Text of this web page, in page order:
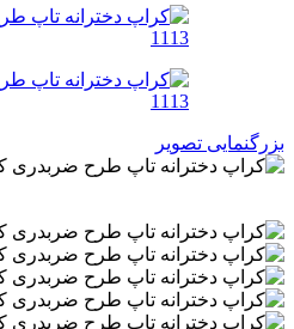
بزرگنمایی تصویر